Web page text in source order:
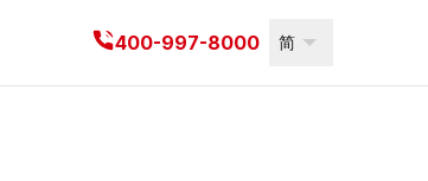
400-997-8000 简